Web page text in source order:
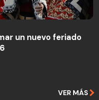
un nuevo feriado
VER MÁS